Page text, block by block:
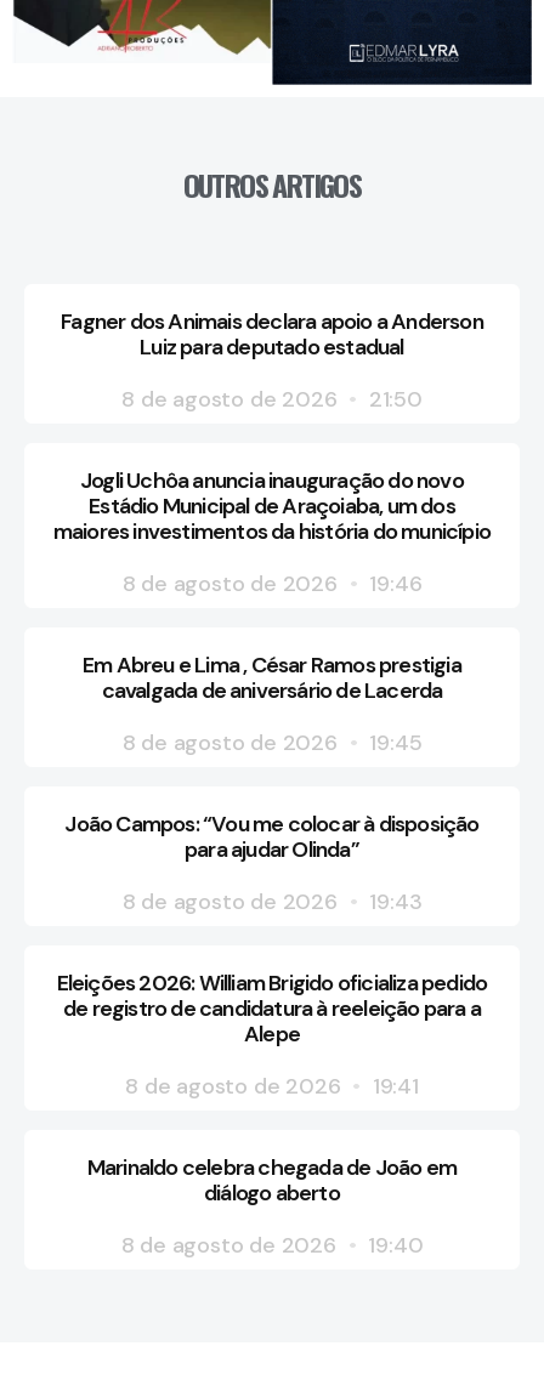
OUTROS ARTIGOS
Fagner dos Animais declara apoio a Anderson
Luiz para deputado estadual
8 de agosto de 2026
21:50
Jogli Uchôa anuncia inauguração do novo
Estádio Municipal de Araçoiaba, um dos
maiores investimentos da história do município
8 de agosto de 2026
19:46
Em Abreu e Lima , César Ramos prestigia
cavalgada de aniversário de Lacerda
8 de agosto de 2026
19:45
João Campos: “Vou me colocar à disposição
para ajudar Olinda”
8 de agosto de 2026
19:43
Eleições 2026: William Brigido oficializa pedido
de registro de candidatura à reeleição para a
Alepe
8 de agosto de 2026
19:41
Marinaldo celebra chegada de João em
diálogo aberto
8 de agosto de 2026
19:40